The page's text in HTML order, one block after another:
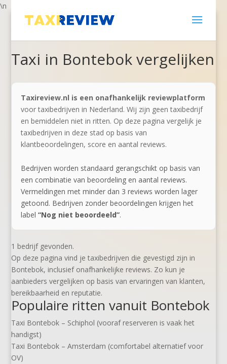
\n
Taxi in Bontebok vergelijken
Taxireview.nl is een onafhankelijk reviewplatform
voor taxibedrijven in Nederland. Wij zijn geen taxibedrijf
en bemiddelen niet in ritten. Op deze pagina vergelijk je
taxibedrijven in deze stad op basis van
klantbeoordelingen, score en aantal reviews.
Bedrijven worden standaard gerangschikt op basis van
een combinatie van beoordeling en aantal reviews.
Vermeldingen met minder dan 3 reviews worden lager
getoond. Bedrijven zonder beoordelingen krijgen het
label“Nog niet beoordeeld”.
1 bedrijf gevonden.
Op deze pagina vind je taxibedrijven die gevestigd zijn in
Bontebok, inclusief onafhankelijke reviews. Zo kun je
aanbieders vergelijken op basis van ervaringen van klanten,
bereikbaarheid en reputatie.
Populaire ritten vanuit Bontebok
Taxi Bontebok – Schiphol (vooraf reserveren is vaak het
handigst)
Taxi Bontebok – Amsterdam (comfortabel alternatief voor
OV)